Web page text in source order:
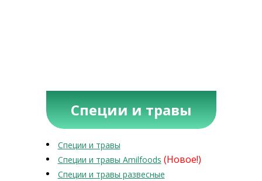
Специи и травы
Специи и травы
Специи и травы Amilfoods (Новое!)
Специи и травы развесные